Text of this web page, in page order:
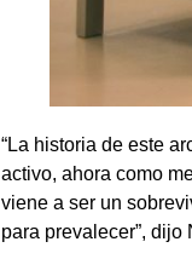
“La historia de este
activo, ahora como
viene a ser un
para prevalecer”, dijo